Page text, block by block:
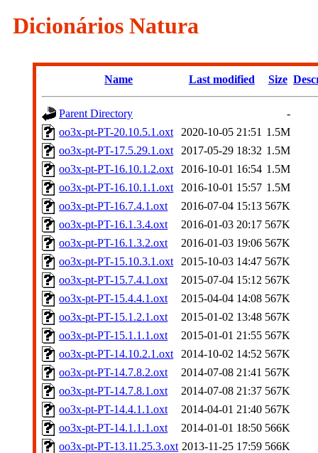
Dicionários Natura
Name Last modified Size
Parent Directory
-
oo3x-pt-PT-20.10.5.1.oxt
2020-10-05 21:51 1.5M
oo3x-pt-PT-17.5.29.1.oxt
2017-05-29 18:32 1.5M
oo3x-pt-PT-16.10.1.2.oxt
2016-10-01 16:54 1.5M
oo3x-pt-PT-16.10.1.1.oxt
2016-10-01 15:57 1.5M
oo3x-pt-PT-16.7.4.1.oxt
2016-07-04 15:13 567K
oo3x-pt-PT-16.1.3.4.oxt
2016-01-03 20:17 567K
oo3x-pt-PT-16.1.3.2.oxt
2016-01-03 19:06 567K
oo3x-pt-PT-15.10.3.1.oxt
2015-10-03 14:47 567K
oo3x-pt-PT-15.7.4.1.oxt
2015-07-04 15:12 567K
oo3x-pt-PT-15.4.4.1.oxt
2015-04-04 14:08 567K
oo3x-pt-PT-15.1.2.1.oxt
2015-01-02 13:48 567K
oo3x-pt-PT-15.1.1.1.oxt
2015-01-01 21:55 567K
oo3x-pt-PT-14.10.2.1.oxt
2014-10-02 14:52 567K
oo3x-pt-PT-14.7.8.2.oxt
2014-07-08 21:41 567K
oo3x-pt-PT-14.7.8.1.oxt
2014-07-08 21:37 567K
oo3x-pt-PT-14.4.1.1.oxt
2014-04-01 21:40 567K
oo3x-pt-PT-14.1.1.1.oxt
2014-01-01 18:50 566K
oo3x-pt-PT-13.11.25.3.oxt 2013-11-25 17:59 566K